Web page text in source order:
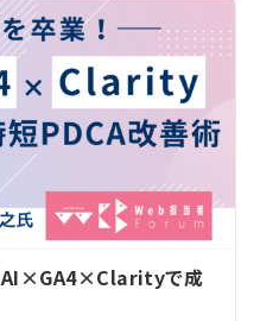
AI×GA4×Clarityで成